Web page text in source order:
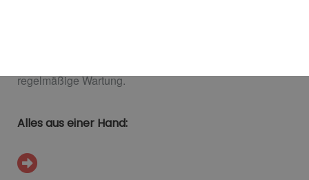
regelmäßige Wartung.
Alles aus einer Hand: